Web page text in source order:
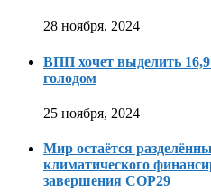
28 ноября, 2024
ВПП хочет выделить
голодом
25 ноября, 2024
Мир остаётся
климатического
завершения COP29